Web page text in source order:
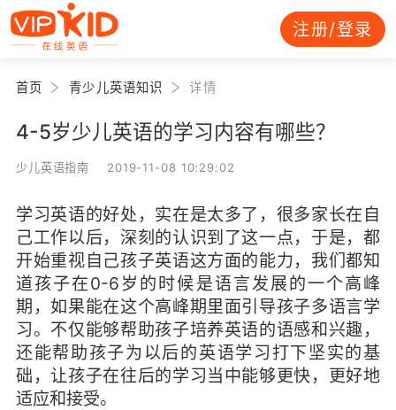
注册/登录
首页 青少儿英语知识 详情
4-5岁少儿英语的学习内容有哪些？
少儿英语指南 2019-11-08 10:29:02
学习英语的好处，实在是太多了，很多家长在自
己工作以后，深刻的认识到了这一点，于是，都
开始重视自己孩子英语这方面的能力，我们都知
道孩子在0-6岁的时候是语言发展的一个高峰
期，如果能在这个高峰期里面引导孩子多语言学
习。不仅能够帮助孩子培养英语的语感和兴趣，
还能帮助孩子为以后的英语学习打下坚实的基
础，让孩子在往后的学习当中能够更快，更好地
适应和接受。